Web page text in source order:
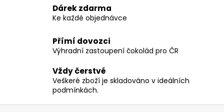
r
y
p
s
Dárek zdarma
Ke každé objednávce
Přímí dovozci
Výhradní zastoupení čokolád pro ČR
Vždy čerstvé
Veškeré zboží je skladováno v ideálních
podmínkách.